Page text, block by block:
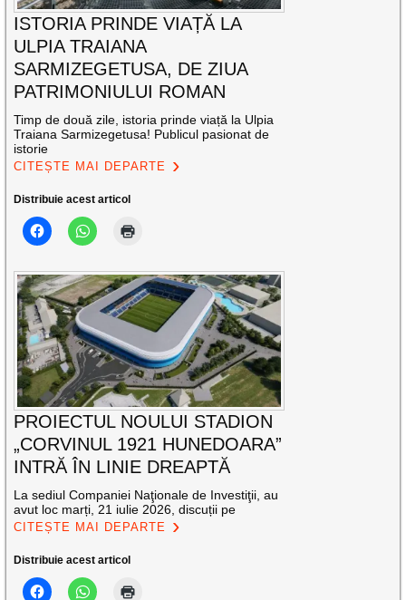
ISTORIA PRINDE VIAȚĂ LA
ULPIA TRAIANA
SARMIZEGETUSA, DE ZIUA
PATRIMONIULUI ROMAN
Timp de două zile, istoria prinde viață la Ulpia
Traiana Sarmizegetusa! Publicul pasionat de
istorie
CITEȘTE MAI DEPARTE
Distribuie acest articol
PROIECTUL NOULUI STADION
„CORVINUL 1921 HUNEDOARA”
INTRĂ ÎN LINIE DREAPTĂ
La sediul Companiei Naţionale de Investiţii, au
avut loc marți, 21 iulie 2026, discuții pe
CITEȘTE MAI DEPARTE
Distribuie acest articol